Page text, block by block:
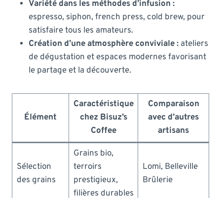
Variété dans les méthodes d’infusion :
espresso, siphon, french press, cold brew, pour
satisfaire tous les amateurs.
Création d’une atmosphère conviviale : ateliers
de dégustation et espaces modernes favorisant
le partage et la découverte.
Élément
Caractéristique
chez Bisuz’s
Coffee
Comparaison
avec d’autres
artisans
Sélection
des grains
Grains bio,
terroirs
prestigieux,
filières durables
Lomi, Belleville
Brûlerie